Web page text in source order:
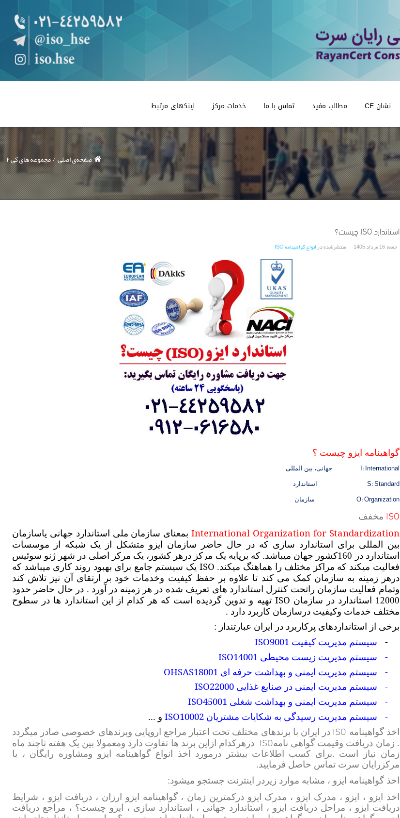
نشان CE مطالب مفید تماس با ما خدمات مرکز لینکهای مرتبط
صفحه‌ی اصلی مجموعه های کی ۲
استاندارد ISO چیست؟
جمعه, 16 مرداد 1405 منتشرشده درانواع گواهینامه ISO
گواهینامه ایزو چیست ؟
I: International جهانی، بین المللی
S: Standard استاندارد
O: Organization سازمان
ISO مخفف
International Organization for Standardizationبمعنای سازمان ملی استاندارد جهانی یاسازمان
بین المللی برای استاندارد سازی که در حال حاضر سازمان ایزو متشکل از یک شبکه از موسسات
استاندارد در 160کشور جهان میباشد. که برپایه یک مرکز درهر کشور، یک مرکز اصلی در شهر ژنو سوئیس
فعالیت میکند که مراکز مختلف را هماهنگ میکند. ISO یک سیستم جامع برای بهبود روند کاری میباشد که
درهر زمینه به سازمان کمک می کند تا علاوه بر حفظ کیفیت وخدمات خود بر ارتقای آن نیز تلاش کند
وتمام فعالیت سازمان راتحت کنترل استاندارد های تعریف شده در هر زمینه در آورد . در حال حاضر حدود
12000 استاندارد در سازمان
ISO تهیه و تدوین گردیده است که هر کدام از این استاندارد ها در سطوح
مختلف خدمات وکیفیت درسازمان کاربرد دارد .
برخی از استانداردهای پرکاربرد در ایران عبارتنداز :
- سیستم مدیریت کیفیت ISO9001
-
سیستم مدیریت زیست محیطی ISO14001
-
سیستم مدیریت ایمنی و بهداشت حرفه ای OHSAS18001
-
سیستم مدیریت ایمنی در صنایع غذاییISO22000
-
سیستم مدیریت ایمنی و بهداشت شغلی ISO45001
-
سیستم مدیریت رسیدگی به شکایات مشتریانISO10002 و ...
اخذ گواهینامه ISO در ایران با برندهای مختلف تحت اعتبار مراجع اروپایی وبرندهای خصوصی صادر میگردد
. زمان دریافت وقیمت گواهی نامهISO درهرکدام ازاین برند ها تفاوت دارد ومعمولا بین یک هفته تاچند ماه
زمان نیاز است .برای کسب اطلاعات بیشتر درمورد اخذ انواع گواهینامه ایزو ومشاوره رایگان ، با
مرکزرایان سرت تماس حاصل فرمایید.
اخذ گواهینامه ایزو ، مشابه موارد زیردر اینترنت جستجو میشود:
اخذ ایزو ، ایزو ، مدرک ایزو ، مدرک ایزو درکمترین زمان ، گواهینامه ایزو ارزان ، دریافت ایزو ، شرایط
دریافت ایزو ، مراحل دریافت ایزو ، استاندارد جهانی ، استاندارد سازی ، ایزو چیست؟ ، مراجع دریافت